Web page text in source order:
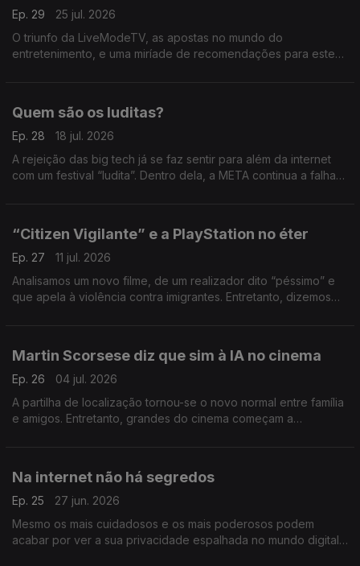
Ep. 29
25 jul. 2026
O triunfo da LiveModeTV, as apostas no mundo do
entretenimento, e uma miríade de recomendações para este
Quem são os luditas?
Ep. 28
18 jul. 2026
A rejeição das big tech já se faz sentir para além da internet
com um festival “ludita”. Dentro dela, a META continua a falhar
“Citizen Vigilante” e a PlayStation no éter
Ep. 27
11 jul. 2026
Analisamos um novo filme, de um realizador dito “péssimo” e
que apela à violência contra imigrantes. Entretanto, dizemos
Martin Scorsese diz que sim à IA no cinema
Ep. 26
04 jul. 2026
A partilha de localização tornou-se o novo normal entre família
e amigos. Entretanto, grandes do cinema começam a
Na internet não há segredos
Ep. 25
27 jun. 2026
Mesmo os mais cuidadosos e os mais poderosos podem
acabar por ver a sua privacidade espalhada no mundo digital.